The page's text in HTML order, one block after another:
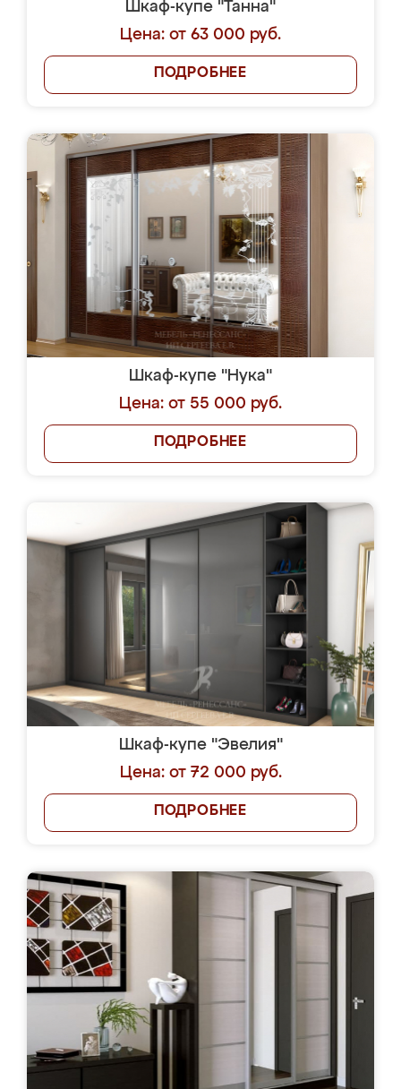
Шкаф-купе "Танна"
Цена: от 63 000 руб.
ПОДРОБНЕЕ
Шкаф-купе "Нука"
Цена: от 55 000 руб.
ПОДРОБНЕЕ
Шкаф-купе "Эвелия"
Цена: от 72 000 руб.
ПОДРОБНЕЕ